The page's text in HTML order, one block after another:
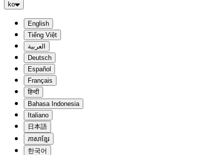
ko
English
Tiếng Việt
العربية
Deutsch
Español
Français
हिन्दी
Bahasa Indonesia
Italiano
日本語
ភាសាខ្មែរ
한국어